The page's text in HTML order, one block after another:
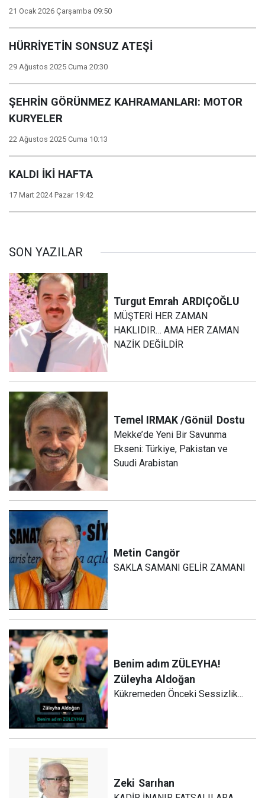
21 Ocak 2026 Çarşamba 09:50
HÜRRİYETİN SONSUZ ATEŞİ
29 Ağustos 2025 Cuma 20:30
ŞEHRİN GÖRÜNMEZ KAHRAMANLARI: MOTOR
KURYELER
22 Ağustos 2025 Cuma 10:13
KALDI İKİ HAFTA
17 Mart 2024 Pazar 19:42
SON YAZILAR
Turgut Emrah ARDIÇOĞLU
MÜŞTERİ HER ZAMAN
HAKLIDIR… AMA HER ZAMAN
NAZİK DEĞİLDİR
Temel IRMAK /Gönül Dostu
Mekke’de Yeni Bir Savunma
Ekseni: Türkiye, Pakistan ve
Suudi Arabistan
Metin Cangör
SAKLA SAMANI GELİR ZAMANI
Benim adım ZÜLEYHA!
Züleyha Aldoğan
Kükremeden Önceki Sessizlik...
Zeki Sarıhan